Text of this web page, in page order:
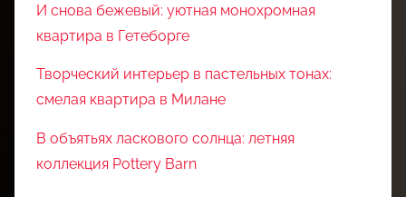
И снова бежевый: уютная монохромная
квартира в Гетеборге
Творческий интерьер в пастельных тонах:
смелая квартира в Милане
В объятьях ласкового солнца: летняя
коллекция Pottery Barn